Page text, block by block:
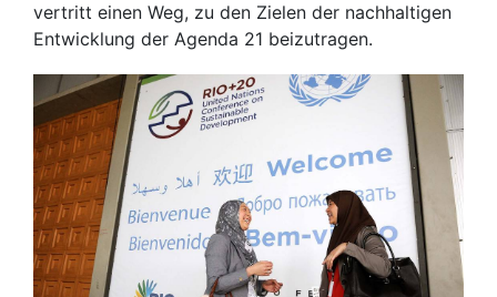
vertritt einen Weg, zu den Zielen der nachhaltigen
Entwicklung der Agenda 21 beizutragen.